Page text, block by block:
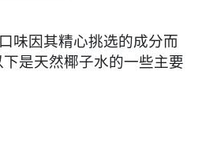
味因其精心挑选的成分而
是天然椰子水的一些主要